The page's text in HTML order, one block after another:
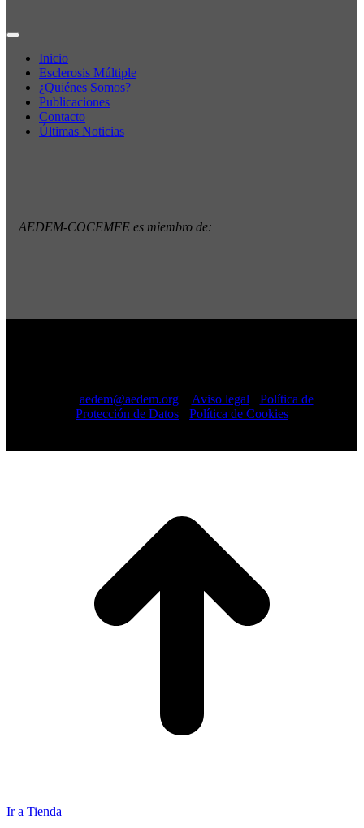
Inicio
Esclerosis Múltiple
¿Quiénes Somos?
Publicaciones
Contacto
Últimas Noticias
AEDEM-COCEMFE es miembro de:
aedem@aedem.org// Aviso legal
Política de
Protección de Datos
Política de Cookies
Ir a Tienda